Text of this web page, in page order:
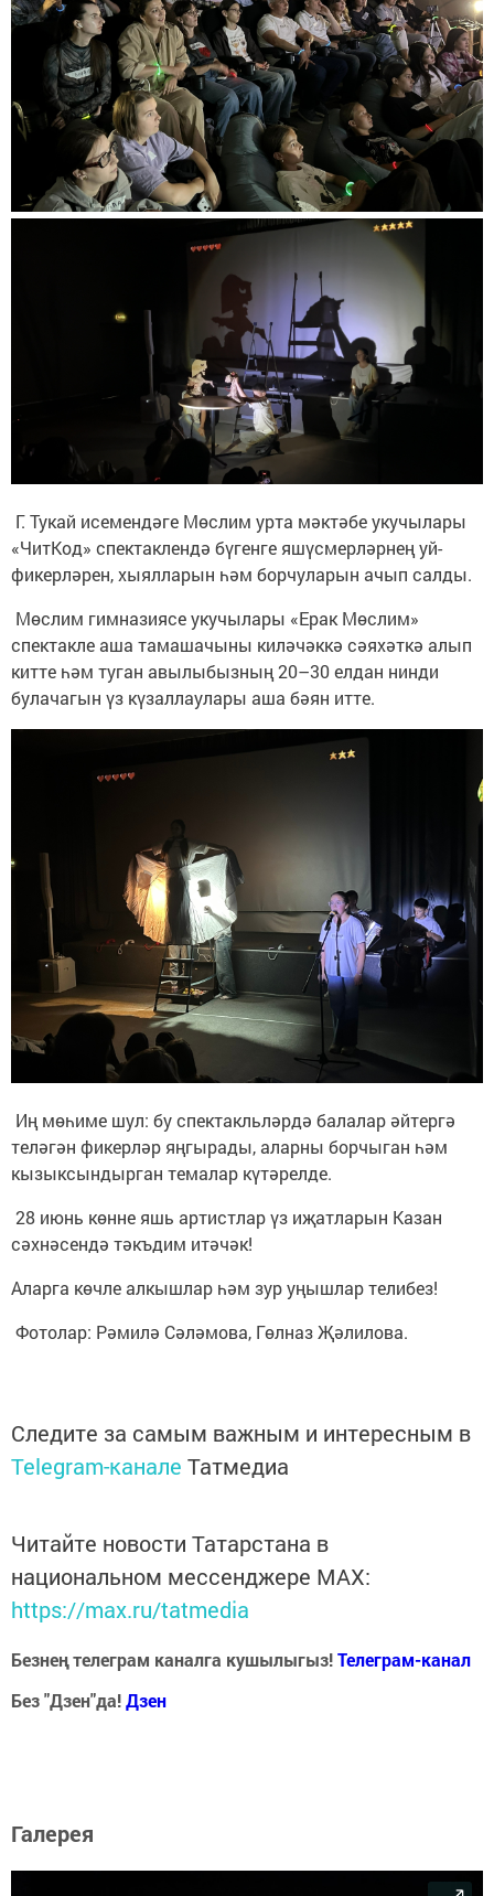
Г. Тукай исемендәге Мөслим урта мәктәбе укучылары
«ЧитКод» спектаклендә бүгенге яшүсмерләрнең уй-
фикерләрен, хыялларын һәм борчуларын ачып салды.
Мөслим гимназиясе укучылары «Ерак Мөслим»
спектакле аша тамашачыны киләчәккә сәяхәткә алып
китте һәм туган авылыбызның 20–30 елдан нинди
булачагын үз күзаллаулары аша бәян итте.
Иң мөһиме шул: бу спектакльләрдә балалар әйтергә
теләгән фикерләр яңгырады, аларны борчыган һәм
кызыксындырган темалар күтәрелде.
28 июнь көнне яшь артистлар үз иҗатларын Казан
сәхнәсендә тәкъдим итәчәк!
Аларга көчле алкышлар һәм зур уңышлар телибез!
Фотолар: Рәмилә Сәләмова, Гөлназ Җәлилова.
Следите за самым важным и интересным в
Telegram-канале Татмедиа
Читайте новости Татарстана в
национальном мессенджере MАХ:
https://max.ru/tatmedia
Безнең телеграм каналга кушылыгыз!Телеграм-канал
Без "Дзен"да!Дзен
Галерея